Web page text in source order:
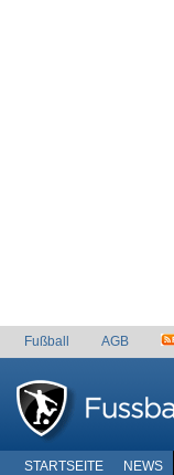
Fußball AGB
STARTSEITE NEWS